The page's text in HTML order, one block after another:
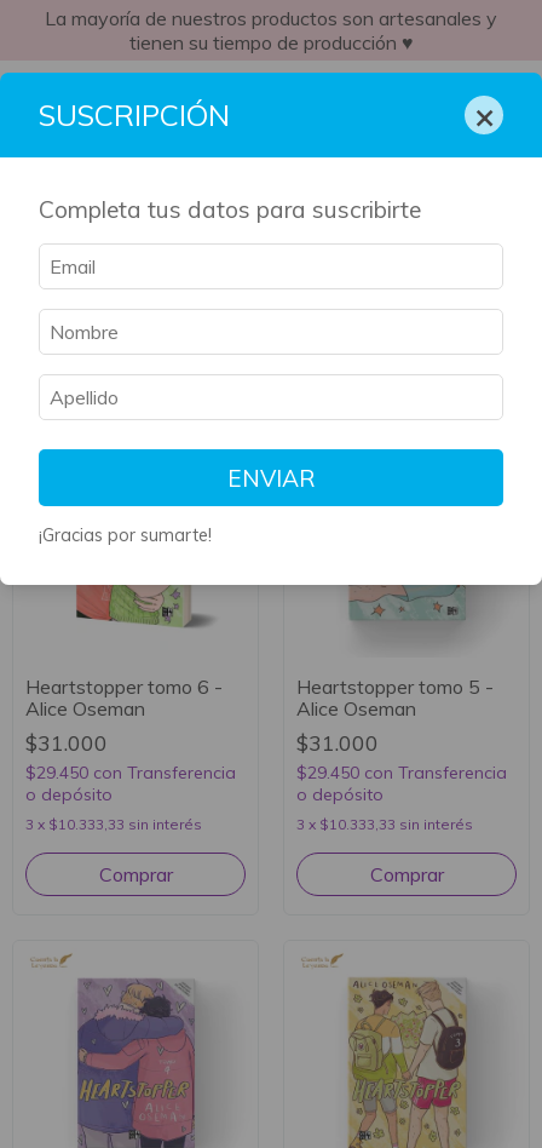
La mayoría de nuestros productos son artesanales y
tienen su tiempo de producción ♥
Inicio
Novela gráfica
Ordenar
Filtrar
Heartstopper tomo 6 -
Alice Oseman
$31.000
$29.450 con Transferencia
o depósito
3 x $10.333,33 sin interés
Heartstopper tomo 5 -
Alice Oseman
$31.000
$29.450 con Transferencia
o depósito
3 x $10.333,33 sin interés
SUSCRIPCIÓN ×
Completa tus datos para suscribirte
ENVIAR
¡Gracias por sumarte!